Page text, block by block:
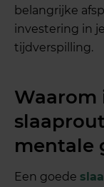
belangrijke
investering in
tijdverspilling.
Waarom
mentale
Een goede